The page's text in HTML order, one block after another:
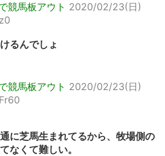
競馬板アウト 2020/02/23(日)
るんでしょ
競馬板アウト 2020/02/23(日)
に芝馬生まれてるから、牧場側の
なくて難しい。